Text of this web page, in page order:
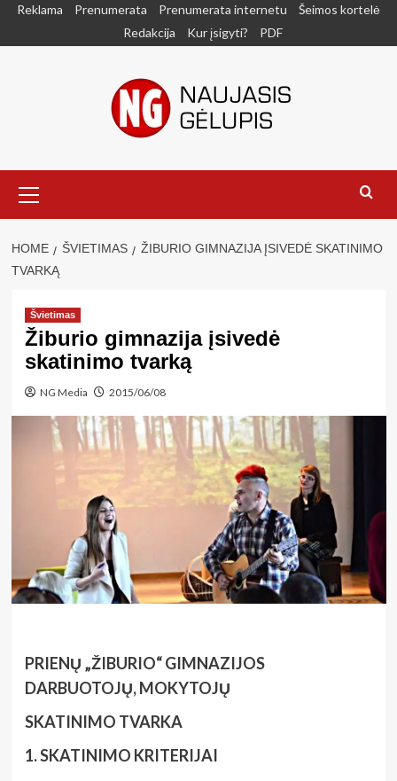
SkipReklama Prenumerata Prenumerata internetu
Šeimos kortelė
Redakcija
Kur įsigyti? PDF
Menu
HOME ŠVIETIMAS
ŽIBURIO GIMNAZIJA ĮSIVEDĖ SKATINIMO
TVARKĄ
Švietimas
Žiburio gimnazija įsivedė
skatinimo tvarką
NG Media 2015/06/08
PRIENŲ „ŽIBURIO“ GIMNAZIJOS
DARBUOTOJŲ, MOKYTOJŲ
SKATINIMO TVARKA
1. SKATINIMO KRITERIJAI